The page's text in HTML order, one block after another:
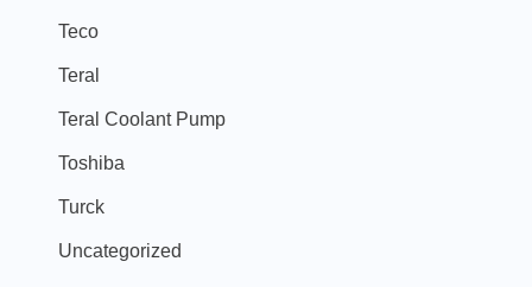
Teco
Teral
Teral Coolant Pump
Toshiba
Turck
Uncategorized